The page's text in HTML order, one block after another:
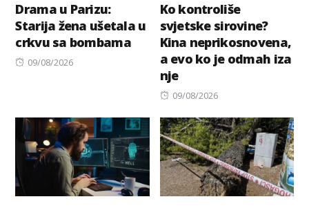
Drama u Parizu:
Starija žena ušetala u
crkvu sa bombama
Posted
09/08/2026
Ko kontroliše
svjetske sirovine?
Kina neprikosnovena,
a evo ko je odmah iza
nje
Posted
09/08/2026